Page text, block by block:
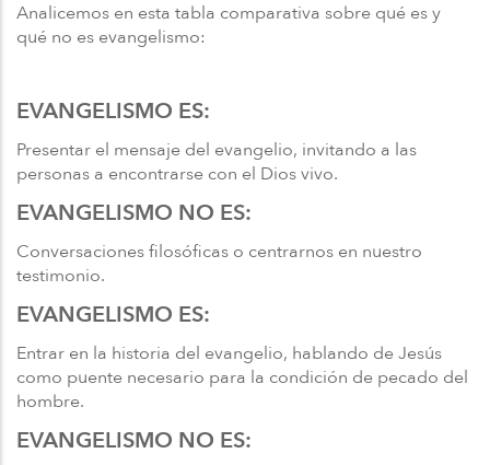
Analicemos en esta tabla comparativa sobre qué es y
qué no es evangelismo:
EVANGELISMO ES:
Presentar el mensaje del evangelio, invitando a las
personas a encontrarse con el Dios vivo.
EVANGELISMO NO ES:
Conversaciones filosóficas o centrarnos en nuestro
testimonio.
EVANGELISMO ES:
Entrar en la historia del evangelio, hablando de Jesús
como puente necesario para la condición de pecado del
hombre.
EVANGELISMO NO ES: